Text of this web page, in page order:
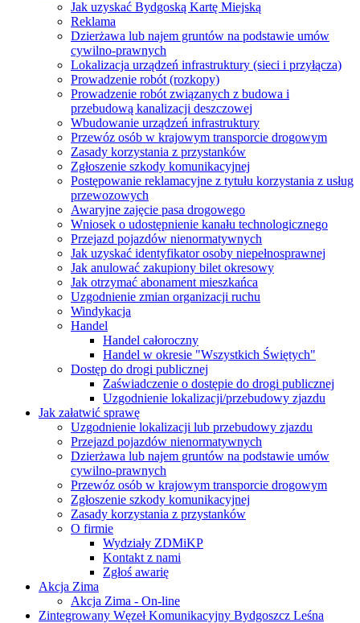
Jak uzyskać Bydgoską Kartę Miejską
Reklama
Dzierżawa lub najem gruntów na podstawie umów
cywilno-prawnych
Lokalizacja urządzeń infrastruktury (sieci i przyłącza)
Prowadzenie robót (rozkopy)
Prowadzenie robót związanych z budowa i
przebudową kanalizacji deszczowej
Wbudowanie urządzeń infrastruktury
Przewóz osób w krajowym transporcie drogowym
Zasady korzystania z przystanków
Zgłoszenie szkody komunikacyjnej
Postępowanie reklamacyjne z tytułu korzystania z usług
przewozowych
Awaryjne zajęcie pasa drogowego
Wniosek o udostępnienie kanału technologicznego
Przejazd pojazdów nienormatywnych
Jak uzyskać identyfikator osoby niepełnosprawnej
Jak anulować zakupiony bilet okresowy
Jak otrzymać abonament mieszkańca
Uzgodnienie zmian organizacji ruchu
Windykacja
Handel
Handel całoroczny
Handel w okresie "Wszystkich Świętych"
Dostęp do drogi publicznej
Zaświadczenie o dostępie do drogi publicznej
Uzgodnienie lokalizacji/przebudowy zjazdu
Jak załatwić sprawę
Uzgodnienie lokalizacji lub przebudowy zjazdu
Przejazd pojazdów nienormatywnych
Dzierżawa lub najem gruntów na podstawie umów
cywilno-prawnych
Przewóz osób w krajowym transporcie drogowym
Zgłoszenie szkody komunikacyjnej
Zasady korzystania z przystanków
O firmie
Wydziały ZDMiKP
Kontakt z nami
Zgłoś awarię
Akcja Zima
Akcja Zima - On-line
Zintegrowany Węzeł Komunikacyjny Bydgoszcz Leśna